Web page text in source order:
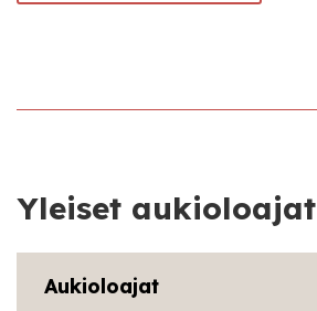
Yleiset aukioloajat
Aukioloajat